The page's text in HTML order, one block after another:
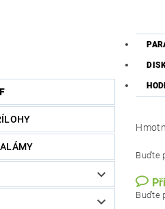
Buďte
Buďte